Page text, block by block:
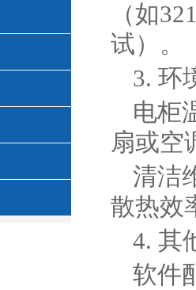
（如
试）‌。
3. ‌环
电柜
扇或空
清洁
散热效
4. ‌其
软件